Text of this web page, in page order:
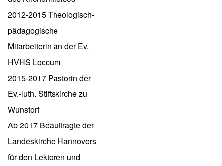
2012-2015 Theologisch-
pädagogische
Mitarbeiterin an der Ev.
HVHS Loccum
2015-2017 Pastorin der
Ev.-luth. Stiftskirche zu
Wunstorf
Ab 2017 Beauftragte der
Landeskirche Hannovers
für den Lektoren und